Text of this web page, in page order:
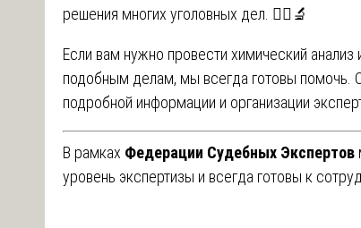
решения многих уголовных дел. 🧑‍⚖️🔬
Если вам нужно провести химический анализ
подобным делам, мы всегда готовы помочь.
подробной информации и организации
В рамках Федерации Судебных Экспертов
уровень экспертизы и всегда готовы к